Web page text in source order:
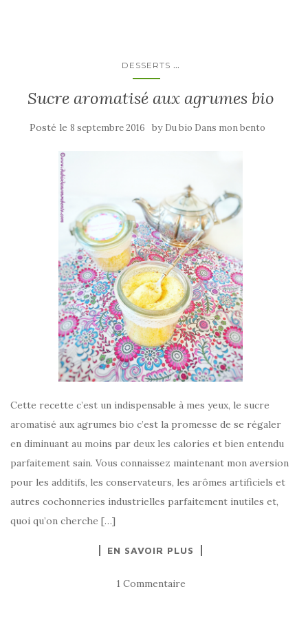
DESSERTS ...
Sucre aromatisé aux agrumes bio
Posté le 8 septembre 2016 by Du bio Dans mon bento
Cette recette c’est un indispensable à mes yeux, le sucre
aromatisé aux agrumes bio c’est la promesse de se régaler
en diminuant au moins par deux les calories et bien entendu
parfaitement sain. Vous connaissez maintenant mon aversion
pour les additifs, les conservateurs, les arômes artificiels et
autres cochonneries industrielles parfaitement inutiles et,
quoi qu’on cherche […]
EN SAVOIR PLUS
1 Commentaire